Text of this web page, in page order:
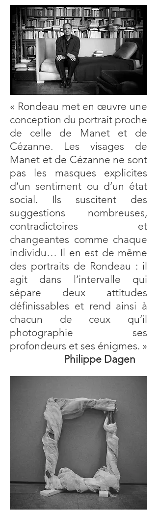
« Rondeau met en œuvre une
conception du portrait proche
de celle de Manet et de
Cézanne. Les visages de
Manet et de Cézanne ne sont
pas les masques explicites
d’un sentiment ou d’un état
social. Ils suscitent des
suggestions nombreuses,
contradictoires et
changeantes comme chaque
individu… Il en est de même
des portraits de Rondeau : il
agit dans l’intervalle qui
sépare deux attitudes
définissables et rend ainsi à
chacun de ceux qu’il
photographie ses
profondeurs et ses énigmes. »
Philippe Dagen